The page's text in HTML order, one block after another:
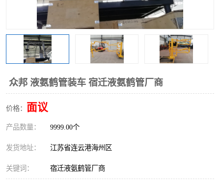
众邦 液氨鹤管装车 宿迁液氨鹤管厂商
价格： 面议
产品数量： 9999.00个
发货地址： 江苏省连云港海州区
关键词： 宿迁液氨鹤管厂商